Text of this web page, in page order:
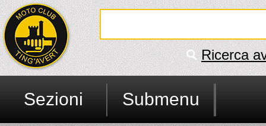
Ricerca
Sezioni Submenu